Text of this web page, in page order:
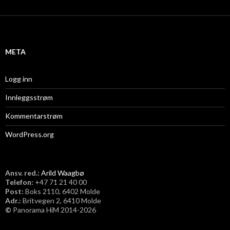
i
META
Logg inn
Innleggsstrøm
Kommentarstrøm
WordPress.org
Ansv. red.: Arild Waagbø
Telefon: ​+47 71 21 40 00
Post: Boks 2110, 6402 Molde
Adr.: Britvegen 2, 6410 Molde
© Panorama HiM 2014-2026